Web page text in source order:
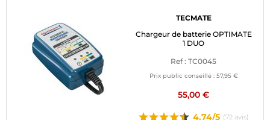
TECMATE
Chargeur de batterie OPTIMATE
1 DUO
Ref : TC0045
Prix public conseillé : 57,95 €
55,00 €
4.74/5 (72 avis)